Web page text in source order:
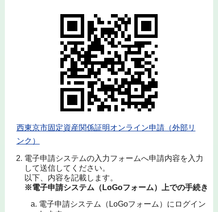
西東京市固定資産関係証明オンライン申請（外部リ
ンク）
電子申請システムの入力フォームへ申請内容を入力
して送信してください。
以下、内容を記載します。
※電子申請システム（LoGoフォーム）上での手続き
電子申請システム（LoGoフォーム）にログイン